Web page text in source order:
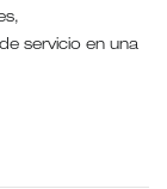
servicio en una